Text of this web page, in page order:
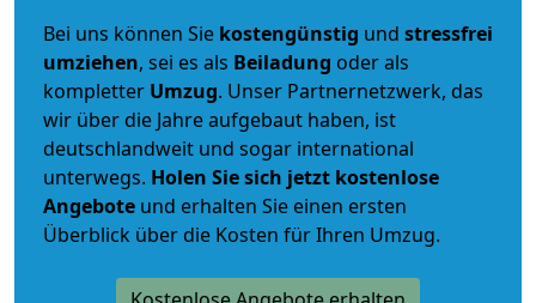
Bei uns können Sie kostengünstig und stressfrei
umziehen, sei es als Beiladung oder als
kompletter Umzug. Unser Partnernetzwerk, das
wir über die Jahre aufgebaut haben, ist
deutschlandweit und sogar international
unterwegs. Holen Sie sich jetzt kostenlose
Angebote und erhalten Sie einen ersten
Überblick über die Kosten für Ihren Umzug.